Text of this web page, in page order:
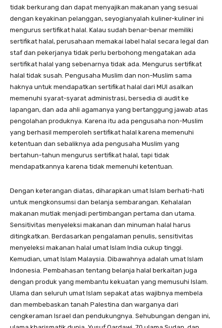
tidak berkurang dan dapat menyajikan makanan yang sesuai
dengan keyakinan pelanggan, seyogianyalah kuliner-kuliner ini
mengurus sertifikat halal. Kalau sudah benar-benar memiliki
sertifikat halal, perusahaan memakai label halal secara legal dan
staf dan pekerjanya tidak perlu berbohong mengatakan ada
sertifikat halal yang sebenarnya tidak ada. Mengurus sertifikat
halal tidak susah. Pengusaha Muslim dan non-Muslim sama
haknya untuk mendapatkan sertifikat halal dari MUI asalkan
memenuhi syarat-syarat administrasi, bersedia di audit ke
lapangan, dan ada ahli agamanya yang bertanggung jawab atas
pengolahan produknya. Karena itu ada pengusaha non-Muslim
yang berhasil memperoleh sertifikat halal karena memenuhi
ketentuan dan sebaliknya ada pengusaha Muslim yang
bertahun-tahun mengurus sertifikat halal, tapi tidak
mendapatkannya karena tidak memenuhi ketentuan.
Dengan keterangan diatas, diharapkan umat Islam berhati-hati
untuk mengkonsumsi dan belanja sembarangan. Kehalalan
makanan mutlak menjadi pertimbangan pertama dan utama.
Sensitivitas menyeleksi makanan dan minuman halal harus
ditingkatkan. Berdasarkan pengalaman penulis, sensitivitas
menyeleksi makanan halal umat Islam India cukup tinggi.
Kemudian, umat Islam Malaysia. Dibawahnya adalah umat Islam
Indonesia. Pembahasan tentang belanja halal berkaitan juga
dengan produk yang membantu kekuatan yang memusuhi Islam.
Ulama dan seluruh umat Islam sepakat atas wajibnya membela
dan membebaskan tanah Palestina dan warganya dari
cengkeraman Israel dan pendukungnya. Sehubungan dengan ini,